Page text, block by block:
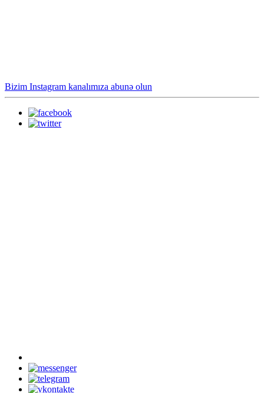
Bizim Instagram kanalımıza abunə olun